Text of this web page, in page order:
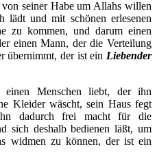
seiner Habe um Allahs willen
lädt und mit schönen erlesenen
zu kommen, und darum einen
einen Mann, der die Verteilung
übernimmt, der ist ein Liebender
einen Menschen liebt, der ihn
Kleider wäscht, sein Haus fegt
dadurch frei macht für die
sich deshalb bedienen läßt, um
widmen zu können, der ist ein